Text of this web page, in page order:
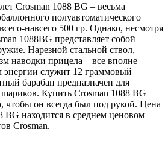
Crosman 1088 BG – весьма
полуавтоматического
навсего 500 гр. Однако, несмотря
1088BG представляет собой
Нарезной стальной ствол,
наводки прицела – все вполне
энергии служит 12 граммовый
барабан предназначен для
Купить Crosman 1088 BG
чтобы он всегда был под рукой. Цена
BG находится в среднем ценовом
Crosman.